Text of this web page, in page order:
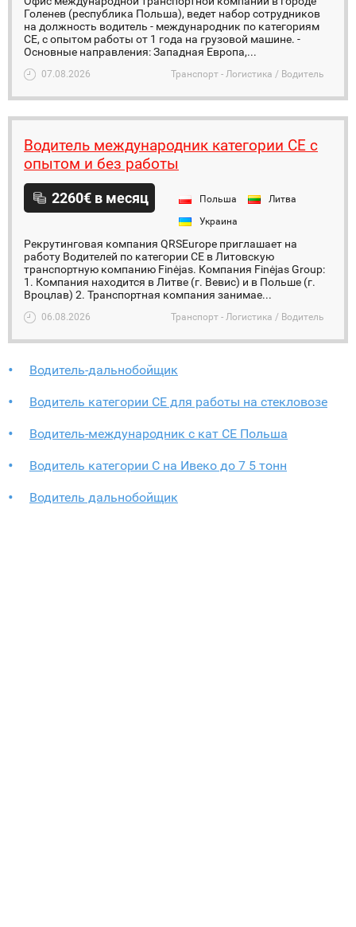
Голенев (республика Польша), ведет набор сотрудников
на должность водитель - международник по категориям
СE, с опытом работы от 1 года на грузовой машине. -
Основные направления: Западная Европа,...
07.08.2026 Транспорт - Логистика / Водитель
Водитель международник категории СЕ с
опытом и без работы
2260€ в месяц Польша
Литва
Украина
Рекрутинговая компания QRSEurope приглашает на
работу Водителей по категории СЕ в Литовскую
транспортную компанию Finėjas. Компания Finėjas Group:
1. Компания находится в Литве (г. Вевис) и в Польше (г.
Вроцлав) 2. Транспортная компания занимае...
06.08.2026 Транспорт - Логистика / Водитель
Водитель-дальнобойщик
Водитель категории СЕ для работы на стекловозе
Водитель-международник с кат СЕ Польша
Водитель категории C на Ивеко до 7 5 тонн
Водитель дальнобойщик